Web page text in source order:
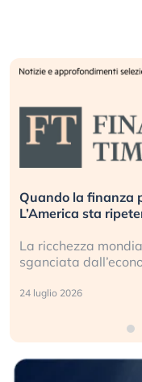
Quando la finanza
L’America sta
La ricchezza
sganciata
24 luglio 2026